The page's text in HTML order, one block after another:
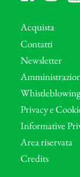
Acquista
Contatti
Newsletter
Whistleblowing
Privacy e
Informative
Area riservata
Credits